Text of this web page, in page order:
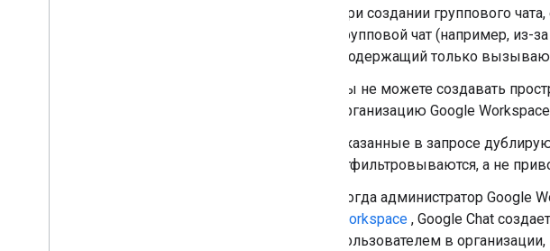
При создании группового
групповой чат (например, из-
(содержащий только
Вы не можете создавать
организацию Google
Указанные в запросе
отфильтровываются, а не
Когда администратор Google
Workspace , Google Chat
пользователем в